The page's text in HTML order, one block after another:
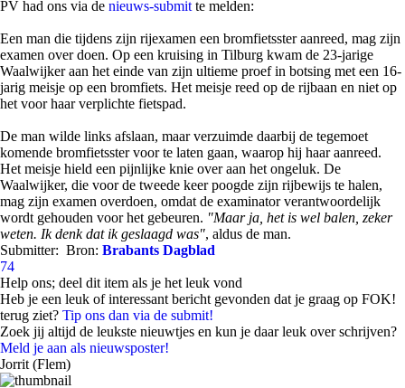
PV had ons via de nieuws-submit te melden:
Een man die tijdens zijn rijexamen een bromfietsster aanreed, mag zijn
examen over doen. Op een kruising in Tilburg kwam de 23-jarige
Waalwijker aan het einde van zijn ultieme proef in botsing met een 16-
jarig meisje op een bromfiets. Het meisje reed op de rijbaan en niet op
het voor haar verplichte fietspad.
De man wilde links afslaan, maar verzuimde daarbij de tegemoet
komende bromfietsster voor te laten gaan, waarop hij haar aanreed.
Het meisje hield een pijnlijke knie over aan het ongeluk. De
Waalwijker, die voor de tweede keer poogde zijn rijbewijs te halen,
mag zijn examen overdoen, omdat de examinator verantwoordelijk
wordt gehouden voor het gebeuren. "Maar ja, het is wel balen, zeker
weten. Ik denk dat ik geslaagd was", aldus de man.
Submitter: Bron: Brabants Dagblad
74
Help ons; deel dit item als je het leuk vond
Heb je een leuk of interessant bericht gevonden dat je graag op FOK!
terug ziet? Tip ons dan via de submit!
Zoek jij altijd de leukste nieuwtjes en kun je daar leuk over schrijven?
Meld je aan als nieuwsposter!
Jorrit (Flem)